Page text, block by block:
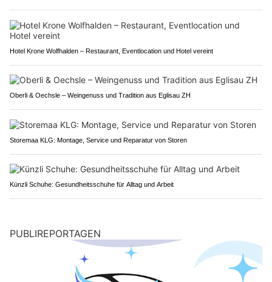
Hotel Krone Wolfhalden – Restaurant, Eventlocation und Hotel vereint
Oberli & Oechsle – Weingenuss und Tradition aus Eglisau ZH
Storemaa KLG: Montage, Service und Reparatur von Storen
Künzli Schuhe: Gesundheitsschuhe für Alltag und Arbeit
PUBLIREPORTAGEN